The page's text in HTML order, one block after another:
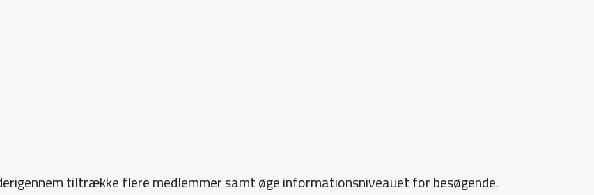
tiltrække flere medlemmer samt øge informationsniveauet for besøgende.